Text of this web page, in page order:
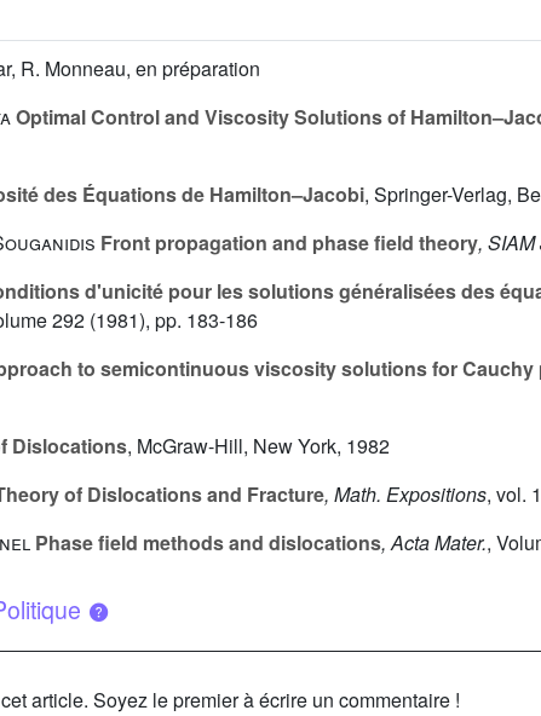
R. Monneau, en préparation
Optimal Control and Viscosity Solutions of
des Équations de Hamilton–Jacobi, Springer-Verlag,
Front propagation and phase field theory, SIAM
d'unicité pour les solutions généralisées des
292 (1981), pp. 183-186
to semicontinuous viscosity solutions for Cauchy
Dislocations, McGraw-Hill, New York, 1982
of Dislocations and Fracture, Math. Expositions, vol.
Phase field methods and dislocations, Acta Mater.,
article. Soyez le premier à écrire un commentaire !